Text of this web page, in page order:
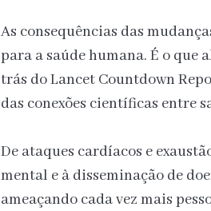
As consequências das
para a saúde humana. É o
trás do Lancet Countdown
das conexões científicas entre
De ataques cardíacos e
mental e à disseminação de
ameaçando cada vez mais